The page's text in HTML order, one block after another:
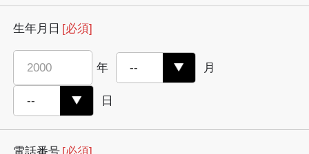
生年月日 [必須]
年 月
日